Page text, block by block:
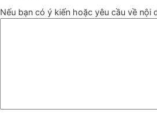
Nếu bạn có ý kiến hoặc yêu cầu về